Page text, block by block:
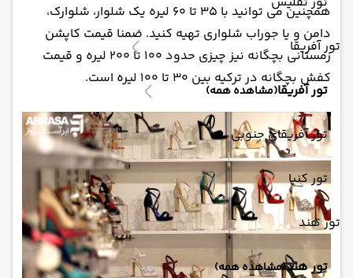
تور آفریقا
تور آفریقا(مشاهده همه)
تور آفریقای جنوبی
تور کنیا
تور هند
تور هند(مشاهده همه)
همچنین می توانید با 35 تا 60 لیره یک شلوار، شلوارک،
دامن و یا جوراب شلواری تهیه کنید. ضمنا قیمت کاپشن
زمستانی بچگانه نیز چیزی حدود 100 تا 200 لیره و قیمت
کفش بچگانه در ترکیه بین 30 تا 100 لیره است.